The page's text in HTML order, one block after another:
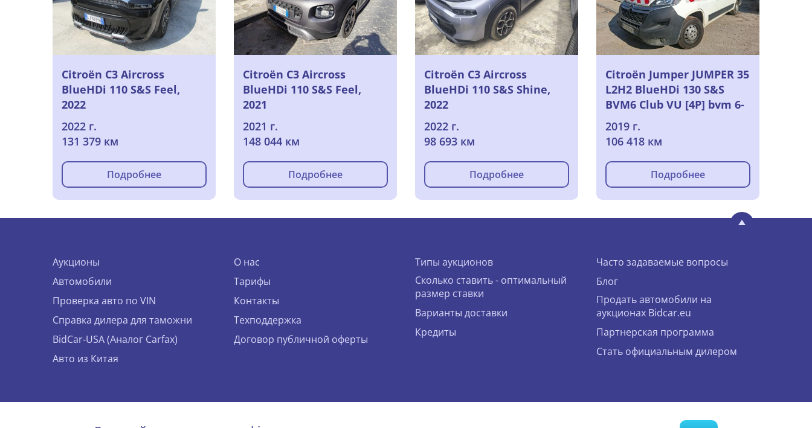
Citroën C3 Aircross
BlueHDi 110 S&S Feel,
2022
2022 г.
131 379 км
Подробнее
Citroën C3 Aircross
BlueHDi 110 S&S Feel,
2021
2021 г.
148 044 км
Подробнее
Citroën C3 Aircross
BlueHDi 110 S&S Shine,
2022
2022 г.
98 693 км
Подробнее
Citroën Jumper JUMPER 35
L2H2 BlueHDi 130 S&S
BVM6 Club VU [4P] bvm 6-
131CH-7cv (fourgon
tôlésimple cabine), 2019
2019 г.
106 418 км
Подробнее
Аукционы
Автомобили
Проверка авто по VIN
Справка дилера для таможни
BidCar-USA (Аналог Carfax)
Авто из Китая
О нас
Тарифы
Контакты
Техподдержка
Договор публичной оферты
Типы аукционов
Сколько ставить - оптимальный
размер ставки
Варианты доставки
Кредиты
Часто задаваемые вопросы
Блог
Продать автомобили на
аукционах Bidcar.eu
Партнерская программа
Стать официальным дилером